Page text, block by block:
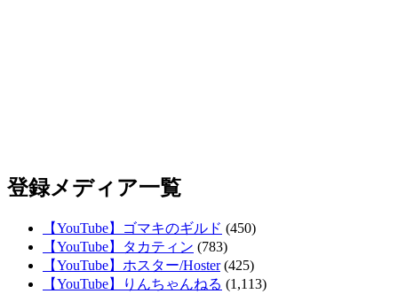
登録メディア一覧
【YouTube】ゴマキのギルド (450)
【YouTube】タカティン (783)
【YouTube】ホスター/Hoster(425)
【YouTube】りんちゃんねる (1,113)